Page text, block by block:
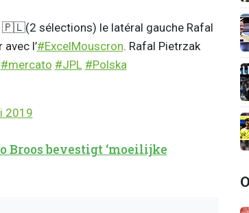
🇵🇱(2 sélections) le latéral gauche Rafal
l’#ExcelMouscron. Rafal Pietrzak
#mercato #JPL #Polska
2019
Broos bevestigt ‘moeilijke